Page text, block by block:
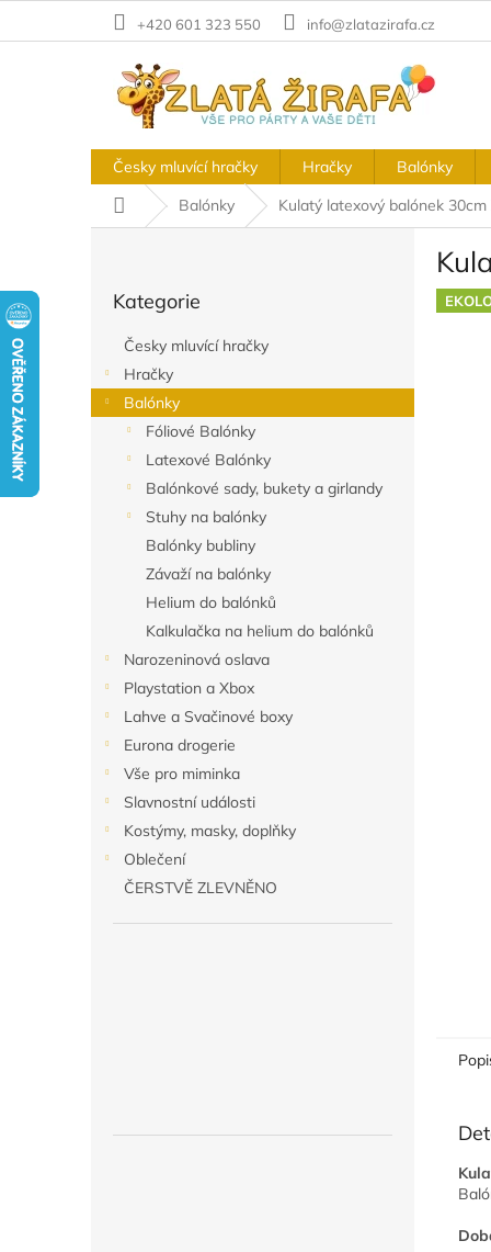
+420 601 323 550 info@zlatazirafa.cz
Česky mluvící hračky Hračky Balónky
Domů
Balónky Kulatý latexový balónek
n
kategorie
Kategorie
Česky mluvící hračky
Hračky
Balónky
Fóliové Balónky
Latexové Balónky
Balónkové sady, bukety a girlandy
Stuhy na balónky
Balónky bubliny
Závaží na balónky
Helium do balónků
Kalkulačka na helium do balónků
Narozeninová oslava
Playstation a Xbox
Lahve a Svačinové boxy
Eurona drogerie
Vše pro miminka
Slavnostní události
Kostýmy, masky, doplňky
Oblečení
ČERSTVĚ ZLEVNĚNO